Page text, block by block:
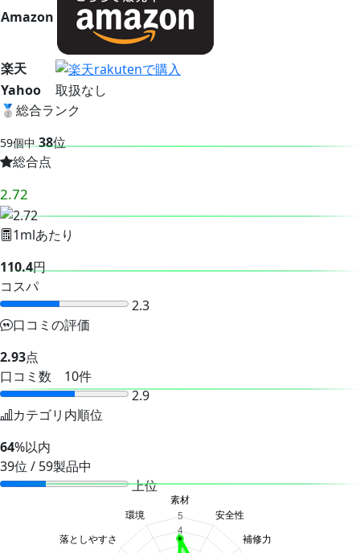
Amazon
楽天
Yahoo
取扱なし
🥈 総合ランク
59個中 38位
総合点
2.72
1mlあたり
110.4円
コスパ
2.3
口コミの評価
2.93点
口コミ数 10件
2.9
カテゴリ内順位
64%以内
39位 / 59製品中
上位